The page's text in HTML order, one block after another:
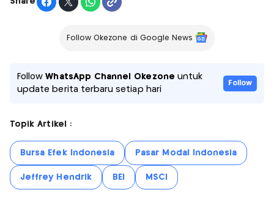
Follow Okezone di Google News
FollowWhatsApp Channel Okezone untuk
update berita terbaru setiap hari
Follow
Topik Artikel :
Bursa Efek Indonesia Pasar Modal Indonesia
Jeffrey Hendrik BEI MSCI